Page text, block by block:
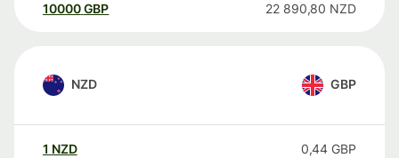
10000 GBP 22 890,80 NZD
NZD GBP
1 NZD 0,44 GBP